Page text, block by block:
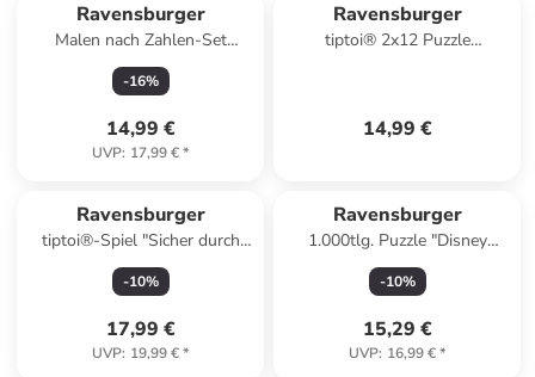
Ravensburger
Malen nach Zahlen-Set
"Glückliche Pferde" - ab 7
Jahren
-16%
14,99 €
UVP: 17,99 €*
Ravensburger
tiptoi® 2x12 Puzzle
14,99 €
Ravensburger
tiptoi®-Spiel "Sicher durch
den Straßenverkehr" - ab 5
Jahren
-10%
17,99 €
UVP: 19,99 €*
Ravensburger
1.000tlg. Puzzle "Disney
Gruppenfoto" - ab 14 Jahren
-10%
15,29 €
UVP: 16,99 €*